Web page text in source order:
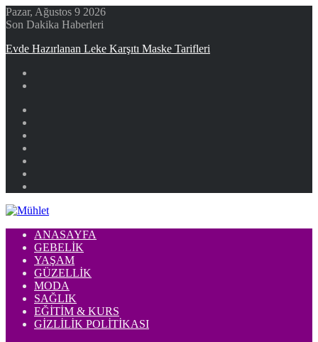
Pazar, Ağustos 9 2026
Son Dakika Haberleri
Evde Hazırlanan Leke Karşıtı Maske Tarifleri
ANASAYFA
GEBELIK
YAŞAM
GÜZELLIK
MODA
SAĞLIK
EĞITIM & KURS
GIZLILIK POLITIKASI